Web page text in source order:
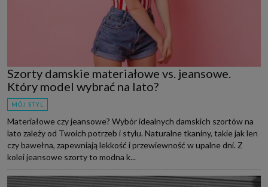
Szorty damskie materiałowe vs. jeansowe.
Który model wybrać na lato?
MÓJ STYL
Materiałowe czy jeansowe? Wybór idealnych damskich szortów na
lato zależy od Twoich potrzeb i stylu. Naturalne tkaniny, takie jak len
czy bawełna, zapewniają lekkość i przewiewność w upalne dni. Z
kolei jeansowe szorty to modna k...